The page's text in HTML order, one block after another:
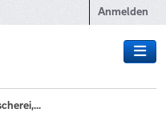
Anmelden